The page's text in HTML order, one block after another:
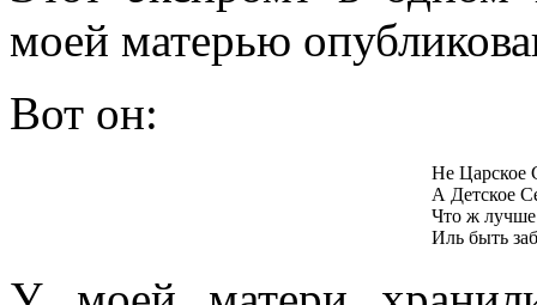
моей матерью
Вот он:
Не Царское
А Детское
Что ж
Иль быть